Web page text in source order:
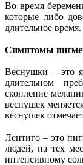
Во время
которые либо
длительное время.
Симптомы
Веснушки – это
длительном
скопление
веснушек
веснушек
Лентиго – это
людей, на тех
интенсивному